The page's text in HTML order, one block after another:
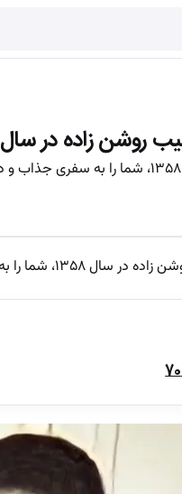
روشن زاده در سال ۵۸
در دل تاریخ می‌برد.